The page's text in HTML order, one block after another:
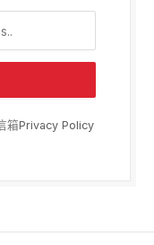
箱Privacy Policy